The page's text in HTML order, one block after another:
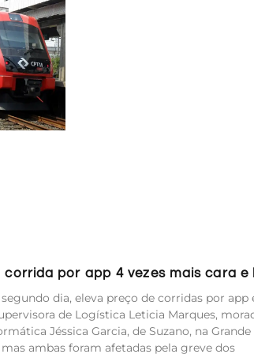
corrida por app 4 vezes mais cara
segundo dia, eleva preço de corridas por
de Logística Leticia Marques,
Jéssica Garcia, de Suzano, na
ambas foram afetadas pela greve dos